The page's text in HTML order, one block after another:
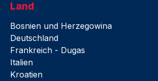
Land
Bosnien und Herzegowina
Deutschland
Frankreich - Dugas
Italien
Kroatien